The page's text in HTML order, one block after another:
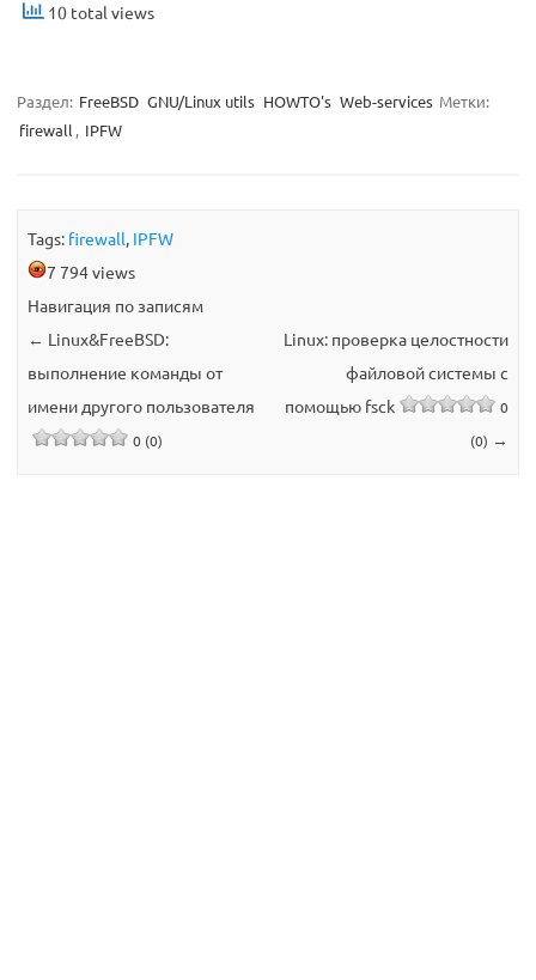
10 total views
Раздел: FreeBSD GNU/Linux utils HOWTO's Web-services Метки:
firewall , IPFW
Tags: firewall, IPFW
7 794 views
Навигация по записям
← Linux&FreeBSD:
выполнение команды от
имени другого пользователя
0 (0)
Linux: проверка целостности
файловой системы с
помощью fsck
0
(0) →